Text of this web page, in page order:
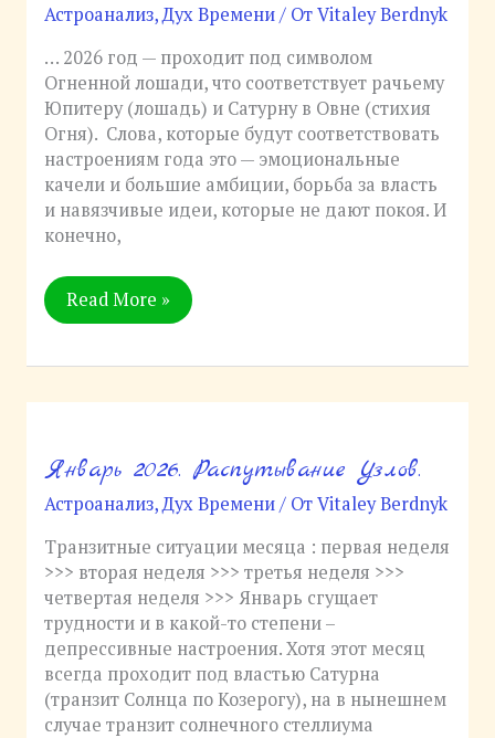
Астроанализ,Дух Времени/ ОтVitaley Berdnyk
… 2026 год — проходит под символом
Огненной лошади, что соответствует рачьему
Юпитеру (лошадь) и Сатурну в Овне (стихия
Огня). Слова, которые будут соответствовать
настроениям года это — эмоциональные
качели и большие амбиции, борьба за власть
и навязчивые идеи, которые не дают покоя. И
конечно,
астропрогноз.
Галоп
Огненной
Лошади
Read More »
Январь 2026. Распутывание Узлов.
Астроанализ,Дух Времени/ ОтVitaley Berdnyk
Транзитные ситуации месяца : первая неделя
>>> вторая неделя >>> третья неделя >>>
четвертая неделя >>> Январь сгущает
трудности и в какой-то степени –
депрессивные настроения. Хотя этот месяц
всегда проходит под властью Сатурна
(транзит Солнца по Козерогу), на в нынешнем
случае транзит солнечного стеллиума
Январь
2026.
Распутывание
Узлов.